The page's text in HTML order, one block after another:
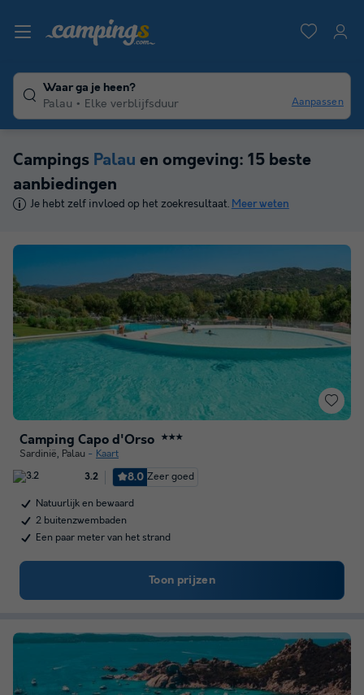
Waar ga je heen?
Palau
Elke verblijfsduur Aanpassen
Campings Palau en omgeving: 15 beste
aanbiedingen
Je hebt zelf invloed op het zoekresultaat. Meer weten
Camping Capo d'Orso ★★★
Sardinië, Palau Kaart
3.2 8.0 Zeer goed
Natuurlijk en bewaard
2 buitenzwembaden
Een paar meter van het strand
Toon prijzen